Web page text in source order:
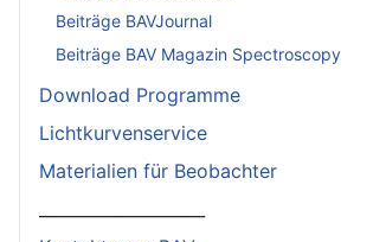
Beiträge BAVJournal
Beiträge BAV Magazin Spectroscopy
Download Programme
Lichtkurvenservice
Materialien für Beobachter